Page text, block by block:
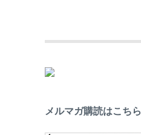
メルマガ購読はこちら